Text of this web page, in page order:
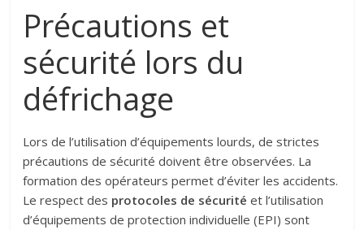
Précautions et
sécurité lors du
défrichage
Lors de l’utilisation d’équipements lourds, de strictes
précautions de sécurité doivent être observées. La
formation des opérateurs permet d’éviter les accidents.
Le respect des protocoles de sécurité et l’utilisation
d’équipements de protection individuelle (EPI) sont